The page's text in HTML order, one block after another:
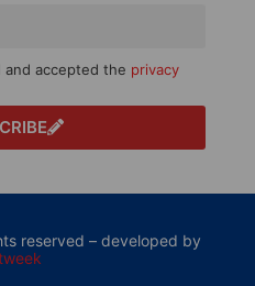
and accepted the privacy
reserved – developed by